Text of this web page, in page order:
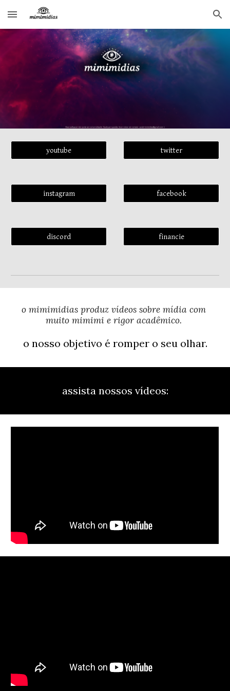
Skip to main content Skip to navigation
youtube twitter
instagram facebook
discord financie
o mimimidias produz vídeos sobre mídia com
muito mimimi e rigor acadêmico.
o nosso objetivo é romper o seu olhar.
assista nossos vídeos: